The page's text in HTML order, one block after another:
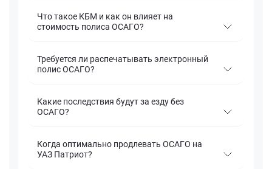
Что такое КБМ и как он влияет на
стоимость полиса ОСАГО?
Требуется ли распечатывать электронный
полис ОСАГО?
Какие последствия будут за езду без
ОСАГО?
Когда оптимально продлевать ОСАГО на
УАЗ Патриот?